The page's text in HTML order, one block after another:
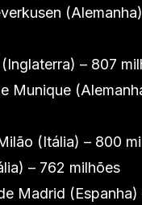
– 807
Munique
(Itália) – 800
– 762 milhões
Madrid (Espanha)